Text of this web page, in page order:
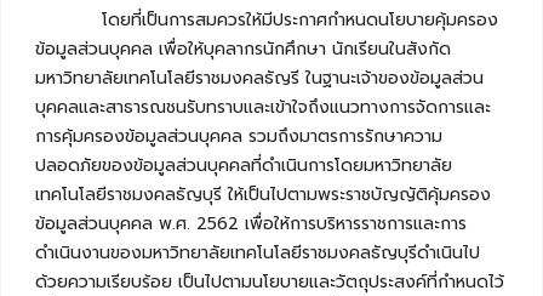
โดยที่เป็นการสมควรให้มีประกาศกำหนดนโยบายคุ้มครอง
ข้อมูลส่วนบุคคล เพื่อให้บุคลากรนักศึกษา นักเรียนในสังกัด
มหาวิทยาลัยเทคโนโลยีราชมงคลธัญรี ในฐานะเจ้าของข้อมูลส่วน
บุคคลและสาธารณชนรับทราบและเข้าใจถึงแนวทางการจัดการและ
การคุ้มครองข้อมูลส่วนบุคคล รวมถึงมาตรการรักษาความ
ปลอดภัยของข้อมูลส่วนบุคคลที่ดำเนินการโดยมหาวิทยาลัย
เทคโนโลยีราชมงคลธัญบุรี ให้เป็นไปตามพระราชบัญญัติคุ้มครอง
ข้อมูลส่วนบุคคล พ.ศ. 2562 เพื่อให้การบริหารราชการและการ
ดำเนินงานของมหาวิทยาลัยเทคโนโลยีราชมงคลธัญบุรีดำเนินไป
ด้วยความเรียบร้อย เป็นไปตามนโยบายและวัตถุประสงค์ที่กำหนดไว้